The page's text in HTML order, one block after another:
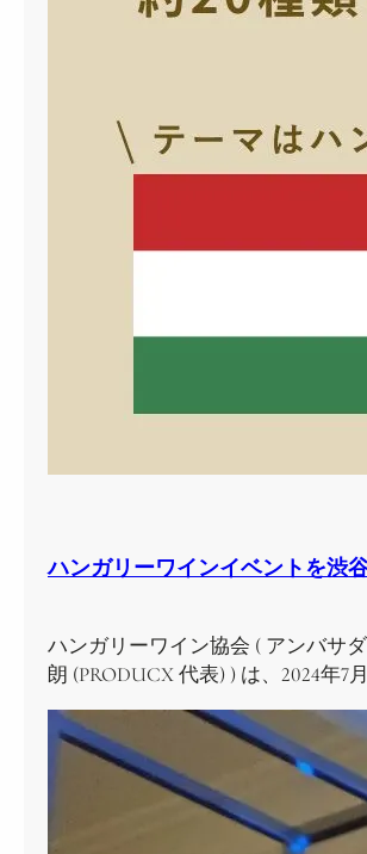
ハンガリーワインイベントを渋
ハンガリーワイン協会 ( アンバサ
朗 (PRODUCX 代表) ) は、2024年7